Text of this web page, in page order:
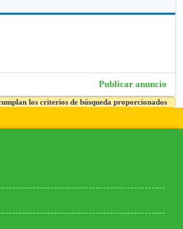
Publicar anuncio
los criterios de búsqueda proporcionados